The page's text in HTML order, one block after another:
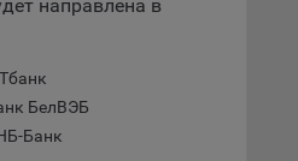
направлена в
БелВЭБ
Банк